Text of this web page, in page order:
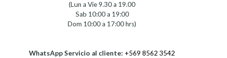
(Lun a Vie 9.30 a 19.00
Sab 10:00 a 19:00
Dom 10:00 a 17:00 hrs)
WhatsApp Servicio al cliente: +569 8562 3542